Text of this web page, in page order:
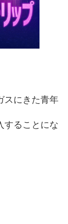
スにきた青年
することにな